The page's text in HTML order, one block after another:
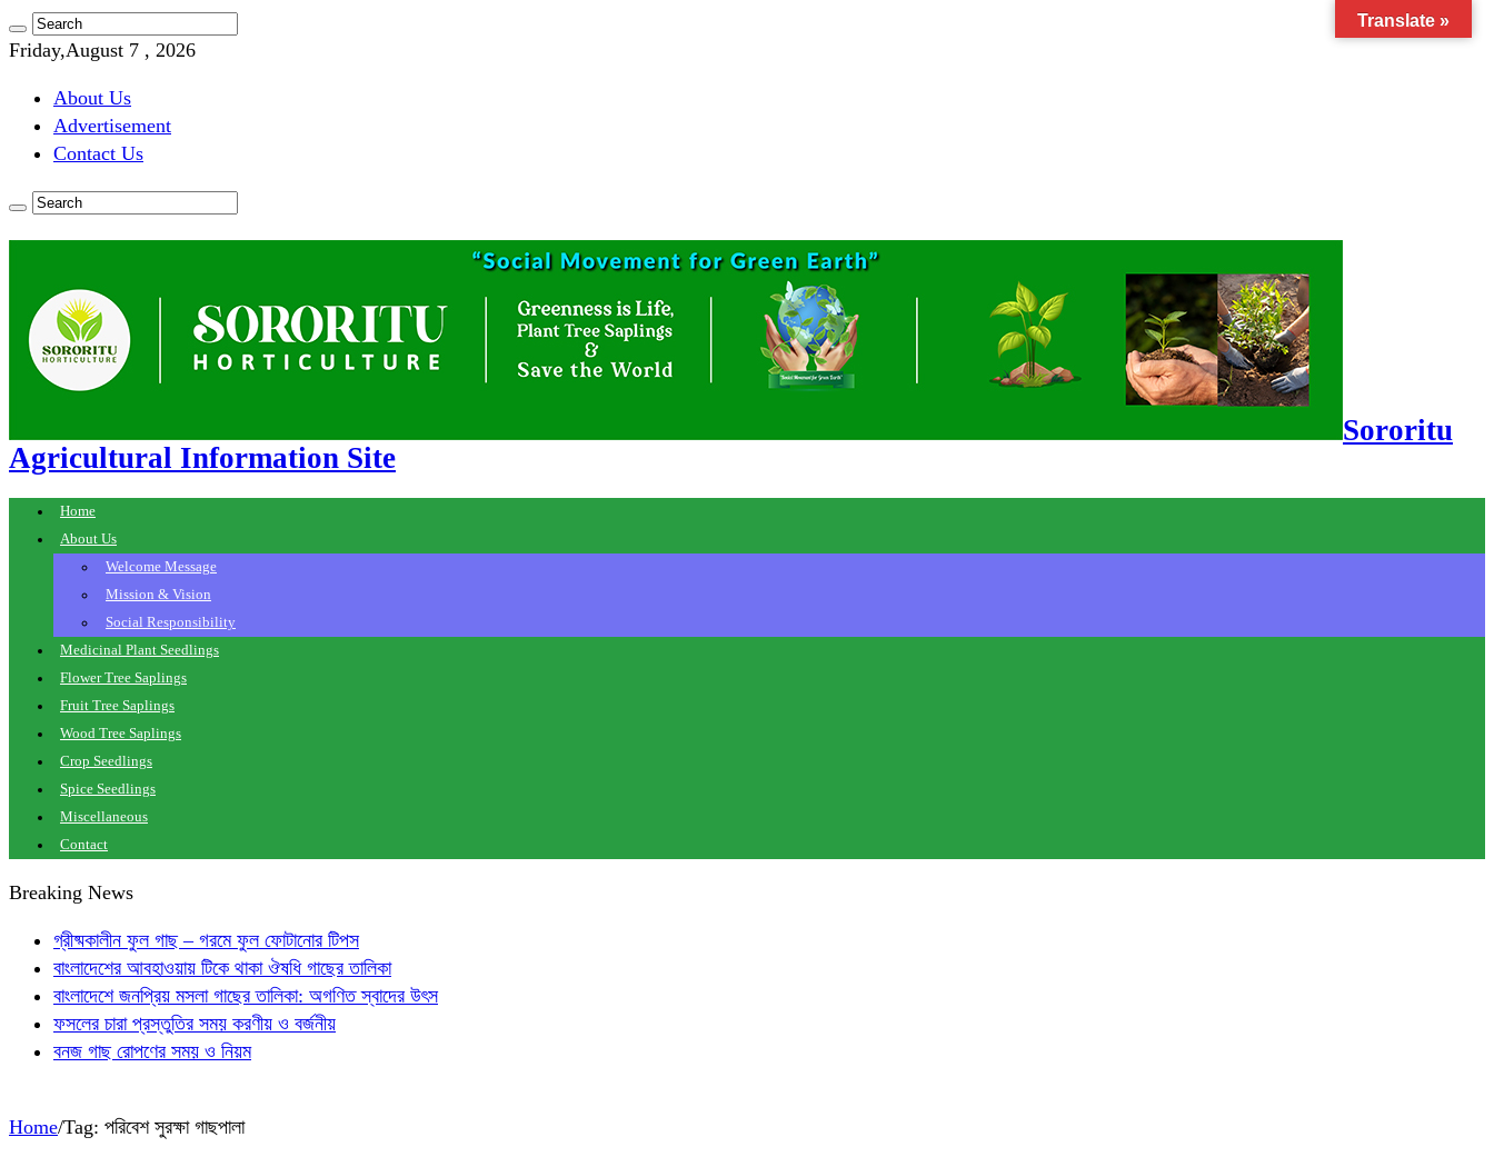
Friday,August 7 , 2026
About Us
Advertisement
Contact Us
Sororitu
Agricultural Information Site
Home
About Us
Welcome Message
Mission & Vision
Social Responsibility
Medicinal Plant Seedlings
Flower Tree Saplings
Fruit Tree Saplings
Wood Tree Saplings
Crop Seedlings
Spice Seedlings
Miscellaneous
Contact
Breaking News
গ্রীষ্মকালীন ফুল গাছ – গরমে ফুল ফোটানোর টিপস
বাংলাদেশের আবহাওয়ায় টিকে থাকা ঔষধি গাছের তালিকা
বাংলাদেশে জনপ্রিয় মসলা গাছের তালিকা: অগণিত স্বাদের উৎস
ফসলের চারা প্রস্তুতির সময় করণীয় ও বর্জনীয়
বনজ গাছ রোপণের সময় ও নিয়ম
Home/Tag: পরিবেশ সুরক্ষা গাছপালা
Translate »